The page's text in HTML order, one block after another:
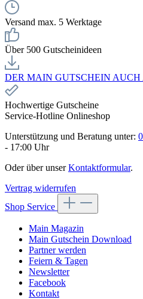
Versand max. 5 Werktage
Über 500 Gutscheinideen
DER MAIN GUTSCHEIN
Hochwertige Gutscheine
Service-Hotline Onlineshop
Unterstützung und Beratung unter:
- 17:00 Uhr
Oder über unserKontaktformular.
Vertrag widerrufen
Shop Service
Main Magazin
Main Gutschein Download
Partner werden
Feiern & Tagen
Newsletter
Facebook
Kontakt